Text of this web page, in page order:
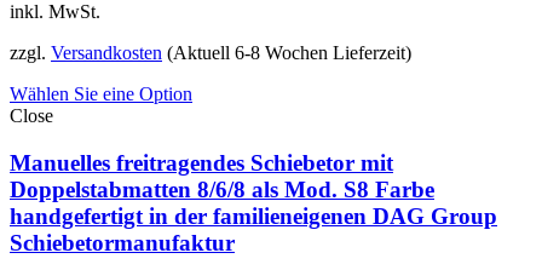
inkl. MwSt.
zzgl. Versandkosten (Aktuell 6-8 Wochen Lieferzeit)
Wählen Sie eine Option
Close
Manuelles freitragendes Schiebetor mit
Doppelstabmatten 8/6/8 als Mod. S8 Farbe
handgefertigt in der familieneigenen DAG Group
Schiebetormanufaktur